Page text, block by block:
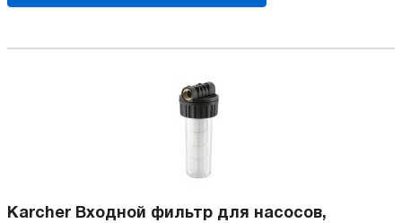
Karcher Входной фильтр для насосов,